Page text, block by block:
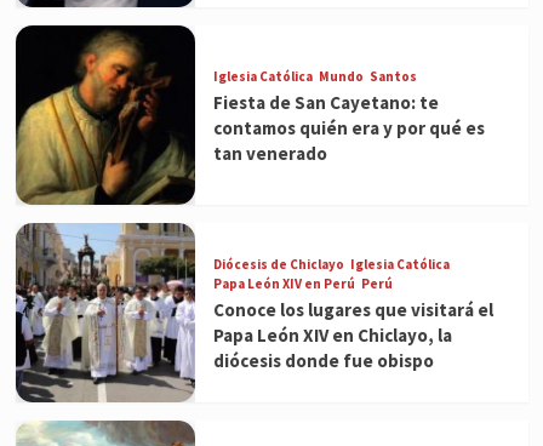
Iglesia Católica Mundo Santos
Fiesta de San Cayetano: te
contamos quién era y por qué es
tan venerado
Diócesis de Chiclayo Iglesia Católica
Papa León XIV en Perú Perú
Conoce los lugares que visitará el
Papa León XIV en Chiclayo, la
diócesis donde fue obispo